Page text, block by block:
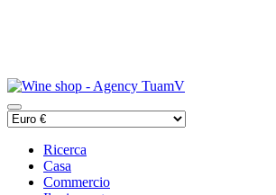
Ricerca
Casa
Commercio